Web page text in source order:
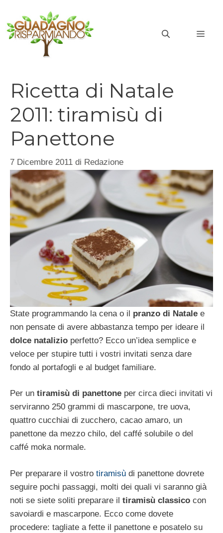
contenuto
Ricetta di Natale
2011: tiramisù di
Panettone
7 Dicembre 2011 di Redazione
State programmando la cena o il pranzo di Natale e
non pensate di avere abbastanza tempo per ideare il
dolce natalizio perfetto? Ecco un’idea semplice e
veloce per stupire tutti i vostri invitati senza dare
fondo al portafogli e al budget familiare.
Per un tiramisù di panettone per circa dieci invitati vi
serviranno 250 grammi di mascarpone, tre uova,
quattro cucchiai di zucchero, cacao amaro, un
panettone da mezzo chilo, del caffé solubile o del
caffé moka normale.
Per preparare il vostro tiramisù di panettone dovrete
seguire pochi passaggi, molti dei quali vi saranno già
noti se siete soliti preparare il tiramisù classico con
savoiardi e mascarpone. Ecco come dovete
procedere: tagliate a fette il panettone e posatelo su